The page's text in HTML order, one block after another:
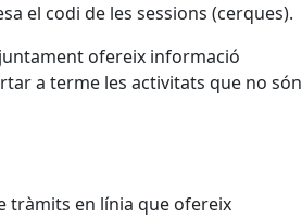
el codi de les sessions (cerques).
ofereix informació
a terme les activitats que no són
tràmits en línia que ofereix